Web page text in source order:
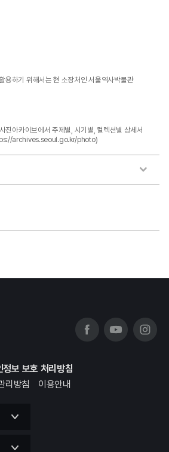
용하기 위해서는 현 소장처인 서울역사박물관
진아카이브에서 주제별, 시기별, 컬렉션별 상세서
archives.seoul.go.kr/photo)
정보 보호 처리방침
리방침
이용안내